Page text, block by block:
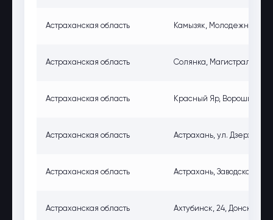
Астраханская область Камызяк, Молодежная ул.,
Астраханская область Солянка, Магистральная
Астраханская область Красный Яр, Ворошилова
Астраханская область Астрахань, ул.
Астраханская область Астрахань, Заводская пл.,
Астраханская область Ахтубинск, 24, Донская